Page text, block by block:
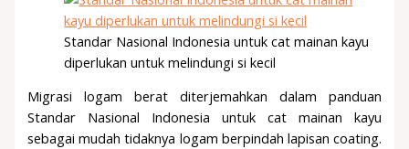
Standar Nasional Indonesia untuk cat mainan kayu
diperlukan untuk melindungi si kecil
Migrasi logam berat diterjemahkan dalam panduan
Standar Nasional Indonesia untuk cat mainan kayu
sebagai mudah tidaknya logam berpindah lapisan coating.